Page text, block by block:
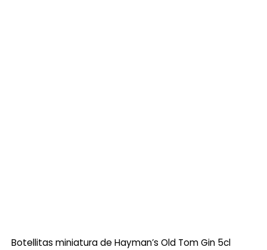
Botellitas miniatura de Hayman’s Old Tom Gin 5cl